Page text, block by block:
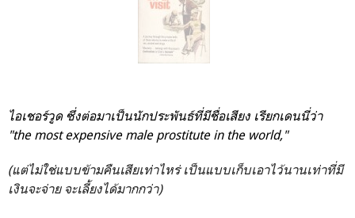
ไอเชอร์วูด ซึ่งต่อมาเป็นนักประพันธ์ที่มีชื่อเสียง เรียกเดนนี่ว่า
"the most expensive male prostitute in the world,"
(แต่ไม่ใช่แบบข้ามคืนเสียเท่าไหร่ เป็นแบบเก็บเอาไว้นานเท่าที่มี
เงินจะจ่าย จะเลี้ยงได้มากกว่า)